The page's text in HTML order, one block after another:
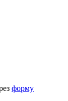
форму